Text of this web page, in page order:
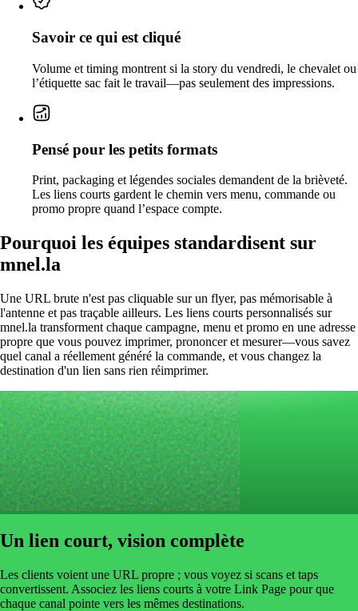
Savoir ce qui est cliqué
Volume et timing montrent si la story du vendredi, le chevalet ou
l’étiquette sac fait le travail—pas seulement des impressions.
Pensé pour les petits formats
Print, packaging et légendes sociales demandent de la brièveté.
Les liens courts gardent le chemin vers menu, commande ou
promo propre quand l’espace compte.
Pourquoi les équipes standardisent sur
mnel.la
Une URL brute n'est pas cliquable sur un flyer, pas mémorisable à
l'antenne et pas traçable ailleurs. Les liens courts personnalisés sur
mnel.la transforment chaque campagne, menu et promo en une adresse
propre que vous pouvez imprimer, prononcer et mesurer—vous savez
quel canal a réellement généré la commande, et vous changez la
destination d'un lien sans rien réimprimer.
Un lien court, vision complète
Les clients voient une URL propre ; vous voyez si scans et taps
convertissent. Associez les liens courts à votre Link Page pour que
chaque canal pointe vers les mêmes destinations.